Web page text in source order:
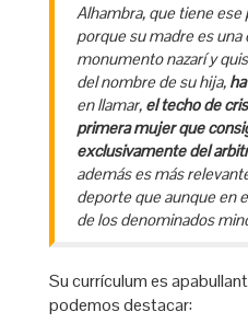
Alhambra, que tiene
porque su madre es una
monumento nazarí y
del nombre de su hija,
en llamar, eltecho de
primera mujer que
exclusivamente del
además es más
deporte que aunque en
de los denominados
Su currículum es
podemos destacar: